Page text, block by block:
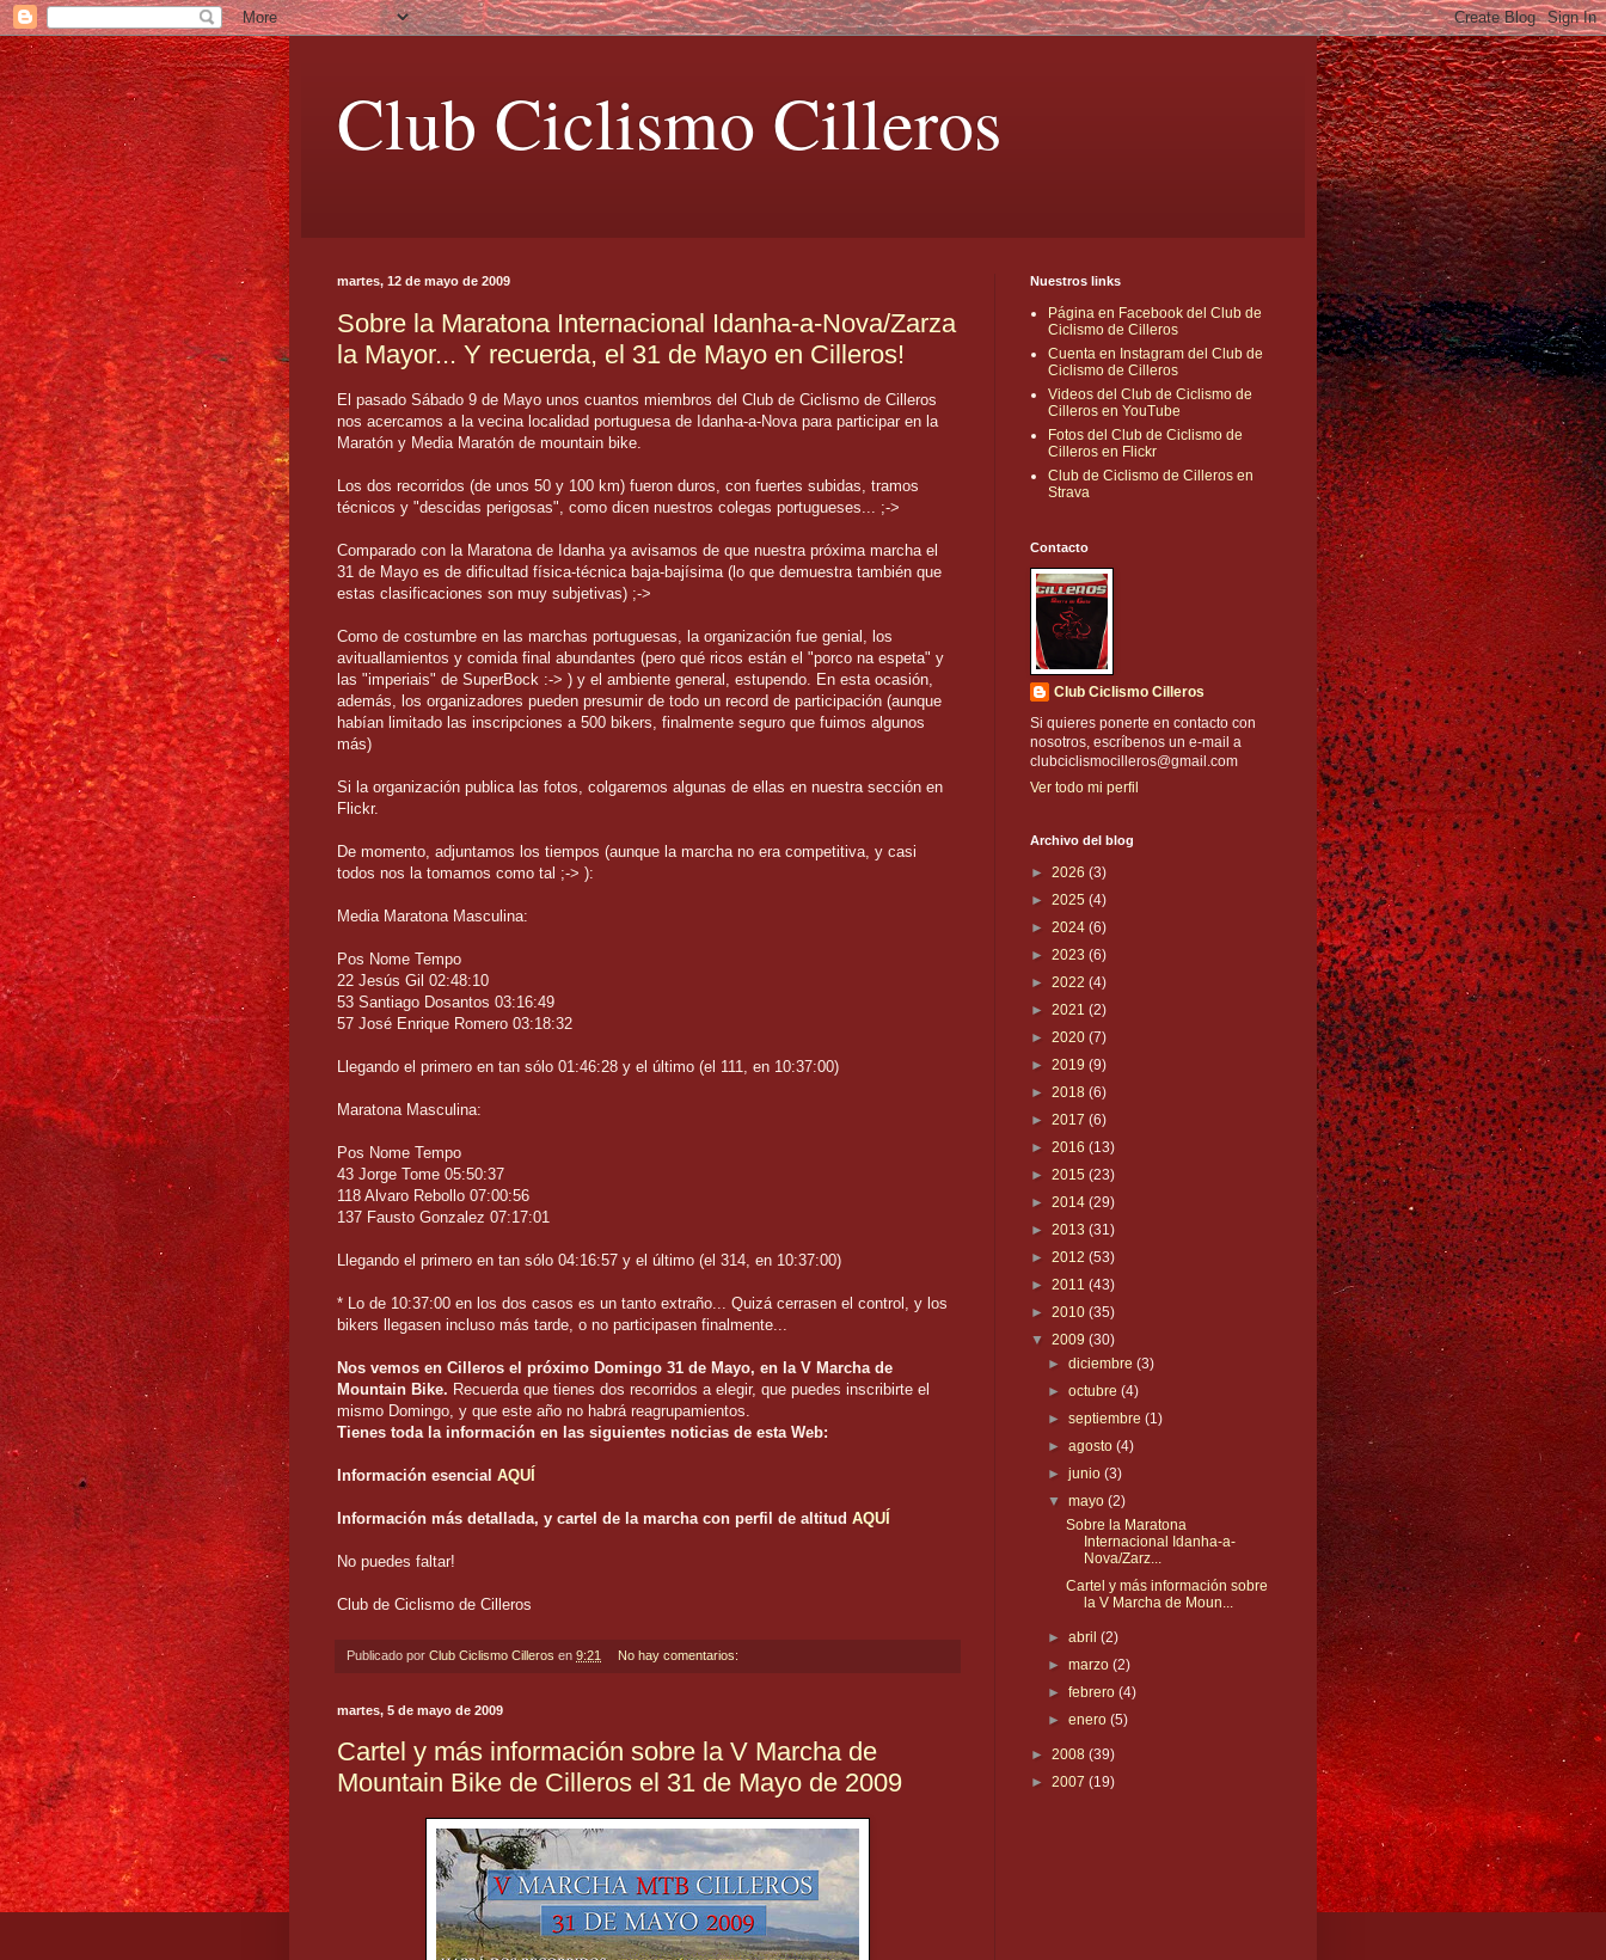
Club Ciclismo Cilleros
martes, 12 de mayo de 2009
Sobre la Maratona Internacional Idanha-a-Nova/Zarza
la Mayor... Y recuerda, el 31 de Mayo en Cilleros!
El pasado Sábado 9 de Mayo unos cuantos miembros del Club de Ciclismo de Cilleros
nos acercamos a la vecina localidad portuguesa de Idanha-a-Nova para participar en la
Maratón y Media Maratón de mountain bike.
Los dos recorridos (de unos 50 y 100 km) fueron duros, con fuertes subidas, tramos
técnicos y "descidas perigosas", como dicen nuestros colegas portugueses... ;->
Comparado con la Maratona de Idanha ya avisamos de que nuestra próxima marcha el
31 de Mayo es de dificultad física-técnica baja-bajísima (lo que demuestra también que
estas clasificaciones son muy subjetivas) ;->
Como de costumbre en las marchas portuguesas, la organización fue genial, los
avituallamientos y comida final abundantes (pero qué ricos están el "porco na espeta" y
las "imperiais" de SuperBock :-> ) y el ambiente general, estupendo. En esta ocasión,
además, los organizadores pueden presumir de todo un record de participación (aunque
habían limitado las inscripciones a 500 bikers, finalmente seguro que fuimos algunos
más)
Si la organización publica las fotos, colgaremos algunas de ellas en nuestra sección en
Flickr.
De momento, adjuntamos los tiempos (aunque la marcha no era competitiva, y casi
todos nos la tomamos como tal ;-> ):
Media Maratona Masculina:
Pos Nome Tempo
22 Jesús Gil 02:48:10
53 Santiago Dosantos 03:16:49
57 José Enrique Romero 03:18:32
Llegando el primero en tan sólo 01:46:28 y el último (el 111, en 10:37:00)
Maratona Masculina:
Pos Nome Tempo
43 Jorge Tome 05:50:37
118 Alvaro Rebollo 07:00:56
137 Fausto Gonzalez 07:17:01
Llegando el primero en tan sólo 04:16:57 y el último (el 314, en 10:37:00)
* Lo de 10:37:00 en los dos casos es un tanto extraño... Quizá cerrasen el control, y los
bikers llegasen incluso más tarde, o no participasen finalmente...
Nos vemos en Cilleros el próximo Domingo 31 de Mayo, en la V Marcha de
Mountain Bike. Recuerda que tienes dos recorridos a elegir, que puedes inscribirte el
mismo Domingo, y que este año no habrá reagrupamientos.
Tienes toda la información en las siguientes noticias de esta Web:
Información esencial AQUÍ
Información más detallada, y cartel de la marcha con perfil de altitud AQUÍ
No puedes faltar!
Club de Ciclismo de Cilleros
Publicado por Club Ciclismo Cilleros en 9:21 No hay comentarios:
martes, 5 de mayo de 2009
Cartel y más información sobre la V Marcha de
Mountain Bike de Cilleros el 31 de Mayo de 2009
Nuestros links
Página en Facebook del Club de
Ciclismo de Cilleros
Cuenta en Instagram del Club de
Ciclismo de Cilleros
Videos del Club de Ciclismo de
Cilleros en YouTube
Fotos del Club de Ciclismo de
Cilleros en Flickr
Club de Ciclismo de Cilleros en
Strava
Contacto
Club Ciclismo Cilleros
Si quieres ponerte en contacto con
nosotros, escríbenos un e-mail a
clubciclismocilleros@gmail.com
Ver todo mi perfil
Archivo del blog
► 2026 (3)
► 2025 (4)
► 2024 (6)
► 2023 (6)
► 2022 (4)
► 2021 (2)
► 2020 (7)
► 2019 (9)
► 2018 (6)
► 2017 (6)
► 2016 (13)
► 2015 (23)
► 2014 (29)
► 2013 (31)
► 2012 (53)
► 2011 (43)
► 2010 (35)
▼ 2009 (30)
►diciembre(3)
►octubre(4)
►septiembre(1)
►agosto(4)
►junio(3)
▼mayo(2)
Sobre la Maratona
Internacional Idanha-a-
Nova/Zarz...
Cartel y más información sobre
la V Marcha de Moun...
►abril(2)
►marzo(2)
►febrero(4)
►enero(5)
► 2008 (39)
► 2007 (19)